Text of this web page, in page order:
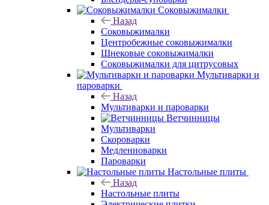
Соковыжималки
Назад
Соковыжималки
Центробежные соковыжималки
Шнековые соковыжималки
Соковыжималки для цитрусовых
Мультиварки и
пароварки
Назад
Мультиварки и пароварки
Ветчинницы
Мультиварки
Скороварки
Медленноварки
Пароварки
Настольные плиты
Назад
Настольные плиты